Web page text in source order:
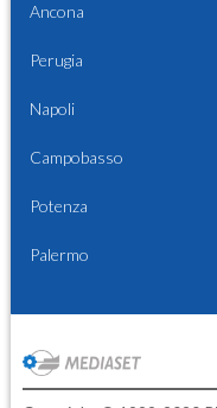
Ancona
Perugia
Napoli
Campobasso
Potenza
Palermo